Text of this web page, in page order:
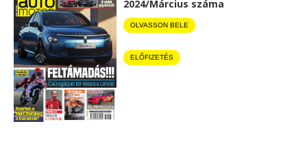
2024/Március száma
OLVASSON BELE
ELŐFIZETÉS